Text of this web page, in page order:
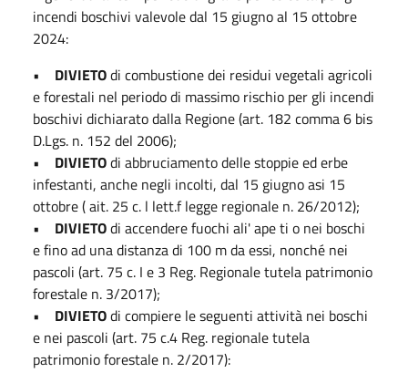
incendi boschivi valevole dal 15 giugno al 15 ottobre
2024:
• DIVIETOdi combustione dei residui vegetali agricoli
e forestali nel periodo di massimo rischio per gli incendi
boschivi dichiarato dalla Regione (art. 182 comma 6 bis
D.Lgs. n. 152 del 2006);
• DIVIETOdi abbruciamento delle stoppie ed erbe
infestanti, anche negli incolti, dal 15 giugno asi 15
ottobre ( ait. 25 c. l lett.f legge regionale n. 26/2012);
• DIVIETOdi accendere fuochi ali' ape ti o nei boschi
e fino ad una distanza di 100 m da essi, nonché nei
pascoli (art. 75 c. I e 3 Reg. Regionale tutela patrimonio
forestale n. 3/2017);
• DIVIETOdi compiere le seguenti attività nei boschi
e nei pascoli (art. 75 c.4 Reg. regionale tutela
patrimonio forestale n. 2/2017):